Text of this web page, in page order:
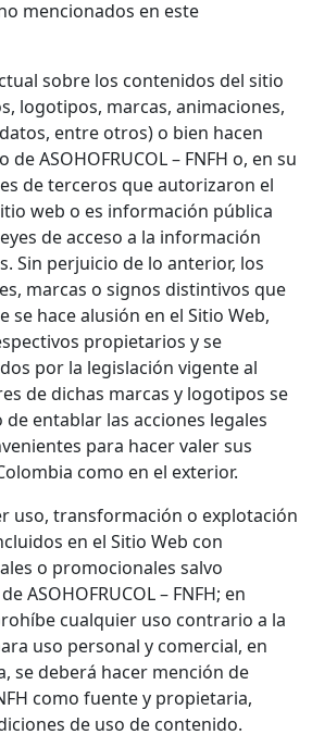
mencionados en este
sobre los contenidos del sitio
logotipos, marcas, animaciones,
entre otros) o bien hacen
ASOHOFRUCOL – FNFH o, en su
de terceros que autorizaron el
web o es información pública
de acceso a la información
Sin perjuicio de lo anterior, los
marcas o signos distintivos que
se hace alusión en el Sitio Web,
propietarios y se
por la legislación vigente al
de dichas marcas y logotipos se
entablar las acciones legales
para hacer valer sus
como en el exterior.
uso, transformación o explotación
en el Sitio Web con
o promocionales salvo
ASOHOFRUCOL – FNFH; en
cualquier uso contrario a la
uso personal y comercial, en
se deberá hacer mención de
como fuente y propietaria,
de uso de contenido.